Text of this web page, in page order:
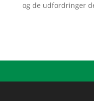
og de udfordringer